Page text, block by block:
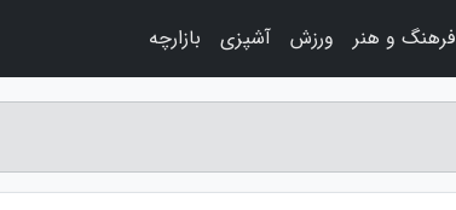
فرهنگ و هنر ورزش آشپزی بازارچه